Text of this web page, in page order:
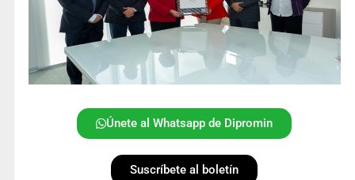
Únete al Whatsapp de Dipromin
Suscríbete al boletín